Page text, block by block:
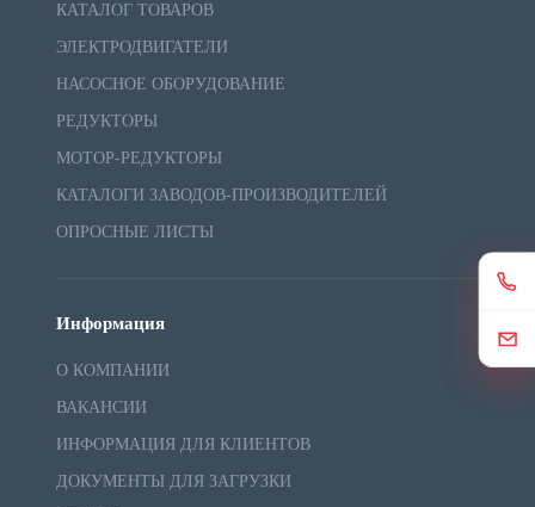
КАТАЛОГ ТОВАРОВ
ЭЛЕКТРОДВИГАТЕЛИ
НАСОСНОЕ ОБОРУДОВАНИЕ
РЕДУКТОРЫ
МОТОР-РЕДУКТОРЫ
КАТАЛОГИ ЗАВОДОВ-ПРОИЗВОДИТЕЛЕЙ
ОПРОСНЫЕ ЛИСТЫ
Информация
О КОМПАНИИ
ВАКАНСИИ
ИНФОРМАЦИЯ ДЛЯ КЛИЕНТОВ
ДОКУМЕНТЫ ДЛЯ ЗАГРУЗКИ